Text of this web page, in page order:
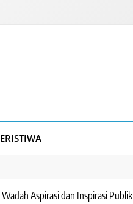
Aspirasi dan Inspirasi Publik